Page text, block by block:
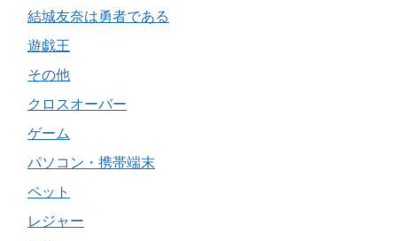
結城友奈は勇者である
遊戯王
その他
クロスオーバー
ゲーム
パソコン・携帯端末
ペット
レジャー